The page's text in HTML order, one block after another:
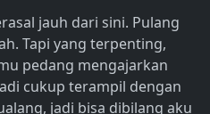
jauh dari sini. Pulang
Tapi yang terpenting,
pedang mengajarkan
cukup terampil dengan
jadi bisa dibilang aku